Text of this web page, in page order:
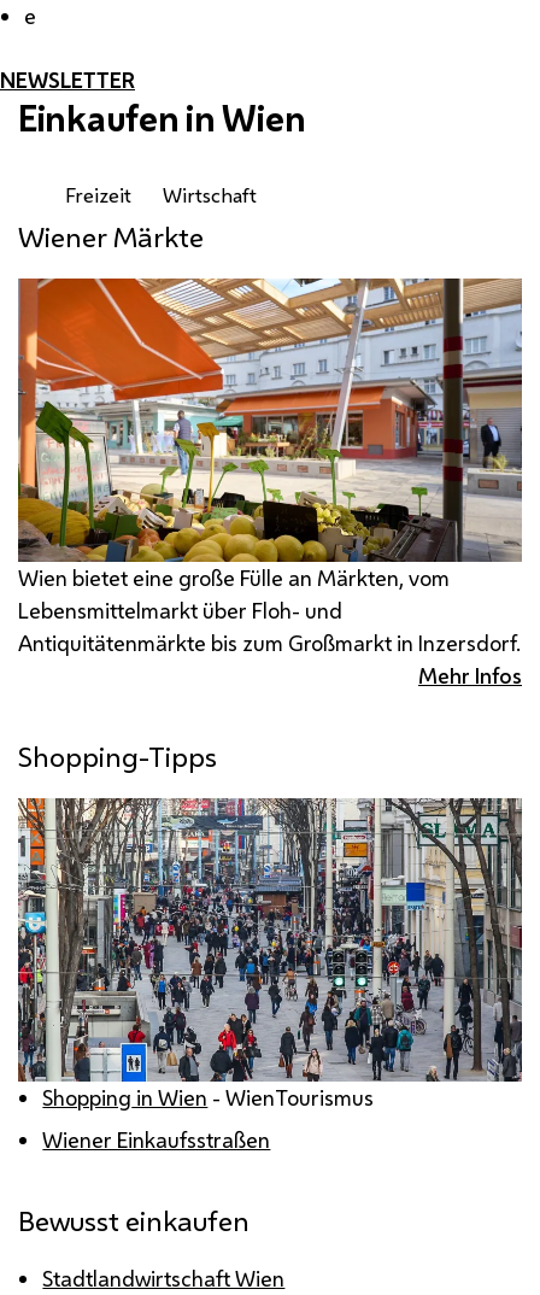
e
NEWSLETTER
Einkaufen in Wien
Freizeit Wirtschaft
Wiener Märkte
Wien bietet eine große Fülle an Märkten, vom
Lebensmittelmarkt über Floh- und
Antiquitätenmärkte bis zum Großmarkt in Inzersdorf.
Mehr Infos
Shopping-Tipps
Shopping in Wien - WienTourismus
Wiener Einkaufsstraßen
Bewusst einkaufen
Stadtlandwirtschaft Wien